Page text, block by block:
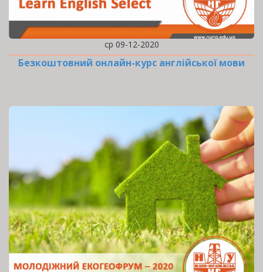
ср 09-12-2020
Безкоштовний онлайн-курс англійської мови